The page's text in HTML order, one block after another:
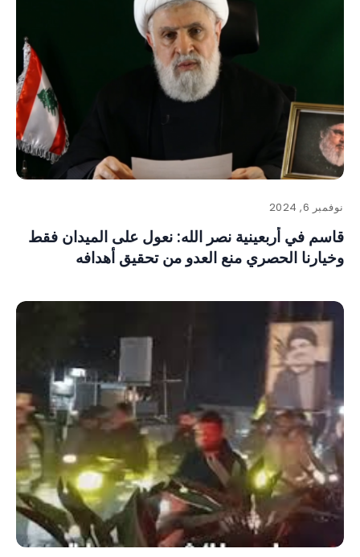
نوفمبر 6, 2024
قاسم في أربعينية نصر الله: نعول على الميدان فقط
وخيارنا الحصري منع العدو من تحقيق أهدافه